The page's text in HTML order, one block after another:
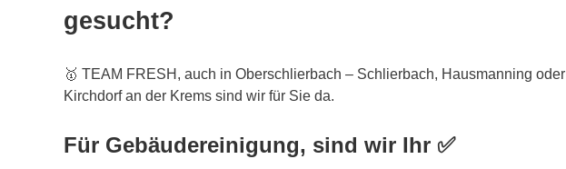
gesucht?
🥇 TEAM FRESH, auch in Oberschlierbach – Schlierbach, Hausmanning oder
Kirchdorf an der Krems sind wir für Sie da.
Für Gebäudereinigung, sind wir Ihr ✅